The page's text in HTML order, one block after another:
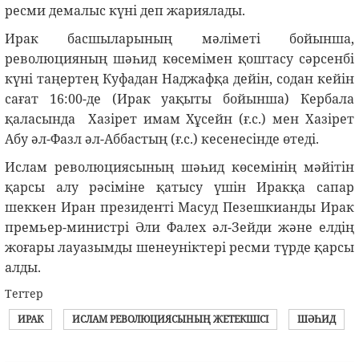
ресми демалыс күні деп жариялады.
Ирак басшыларының мәліметі бойынша,
революцияның шәһид көсемімен қоштасу сәрсенбі
күні таңертең Куфадан Наджафқа дейін, содан кейін
сағат 16:00-де (Ирак уақыты бойынша) Кербала
қаласында Хазірет имам Хұсейн (ғ.с.) мен Хазірет
Абу әл-Фазл әл-Аббастың (ғ.с.) кесенесінде өтеді.
Ислам революциясының шәһид көсемінің мәйітін
қарсы алу рәсіміне қатысу үшін Иракқа сапар
шеккен Иран президенті Масуд Пезешкианды Ирак
премьер-министрі Әли Фалех әл-Зейди және елдің
жоғары лауазымды шенеуніктері ресми түрде қарсы
алды.
Тегтер
ИРАК ИСЛАМ РЕВОЛЮЦИЯСЫНЫҢ ЖЕТЕКШІСІ ШӘҺИД